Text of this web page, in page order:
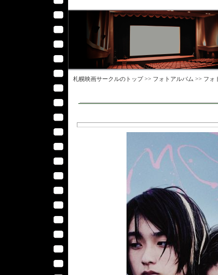
札幌映画サークルのトップ >> フォトアルバム >> フォ